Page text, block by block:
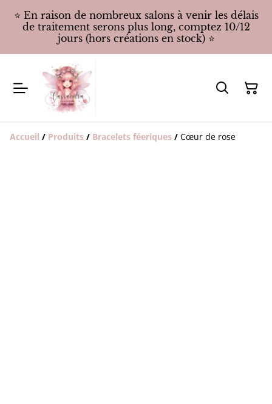
⭐️ En raison de nombreux salons à venir les délais
de traitement serons plus long, comptez 10/12
jours (hors créations en stock) ⭐️
Accueil / Produits / Bracelets féeriques / Cœur de rose